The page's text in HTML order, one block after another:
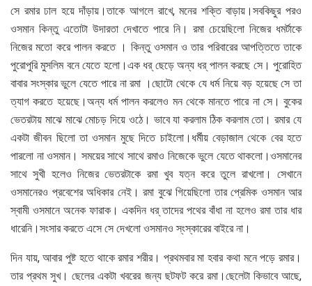
সে রমার ঢাল হয়ে দাঁড়ায়।তাকে আগলে রাখে, মনের শক্তি বাড়ায়।সবকিছুর পরও
ওসমান কিন্তু এতোটা উদারতা দেখাতে পারে নি। রমা চেয়েছিলো নিজের ধমর্টাকে
নিজের মতো করে পালন করতে । কিন্তু ওসমান ও তার পরিবারের আপত্তিতে তাকে
পুরোপুরি মুসলিম বনে যেতে হলো।এক ধর্ ছেড়ে অন্য ধর্ পালন করছে সে। পুরোহিত
বাবার সংস্কার ভুলে যেতে পারে না রমা ।ছোটো থেকে যে ধর্ম নিয়ে বড় হয়েছে সে তা
ত্যাগ করতে হয়েছে।অন্য ধর্ম পালন করলেও মন থেকে মানতে পারে না সে। বুকের
ভেতরটায় মাঝে মাঝে মোচড় দিয়ে ওঠে। ভাবে যা করলাম ঠিক করলাম তো। রমার যে
একটা জীবন ছিলো তা ওসমান মুছে দিতে চাইলো।ধর্মীয় বেড়াজাল থেকে বের হতে
পারলো না ওসমান। সময়ের সাথে সাথে রমাও নিজেকে ভুলে যেতে থাকলো।ওসমানের
সাথে সুখী হলেও নিজের ভেতরটাকে রমা খুব যত্ন করে তুলে রাখলো। সেখানে
ওসমানেরও প্রবেশের অধিকার নেই। রমা বুঝে গিয়েছিলো তার প্রেমিক ওসমান আর
স্বামী ওসমানে অনেক ফারাক। একদিন ধর্ তাদের পথের বাঁধা না হলেও রমা তার ধার
ধারেনি।সংসার করতে এসে সে দেখলো ওসমানও স্ংস্কারের বাইরে না।
দিন যায়, আবার পুষ্ট হতে থাকে রমার শরীর। প্রথমবার মা হবার কথা মনে পড়ে রমার।
তার প্রথম সুখ। ছেলের একটা খবরের জন্য ছটফট করে রমা।ছেলেটা কিভাবে আছে,